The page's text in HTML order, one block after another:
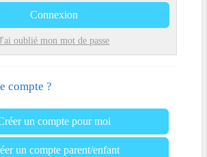
Connexion
oublié mon mot de passe
compte ?
un compte pour moi
un compte parent/enfant